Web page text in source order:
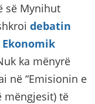
së Mynihut
debatin
ka mënyrë
në “Emisionin e
mëngjesit) të